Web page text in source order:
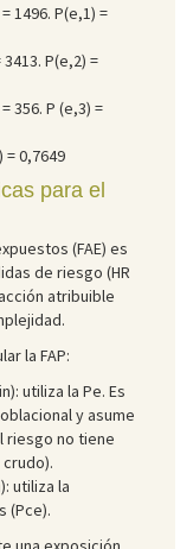
1496. P(e,1) =
P(e,2) =
356. P (e,3) =
= 0,7649
para el
(FAE) es
de riesgo (HR
atribuible
la FAP:
utiliza la Pe. Es
y asume
riesgo no tiene
utiliza la
(Pce).